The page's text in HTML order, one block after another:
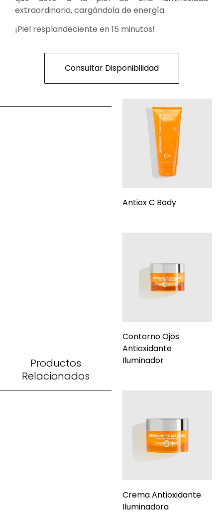
extraordinaria, cargándola de energía.
¡Piel resplandeciente en 15 minutos!
Consultar Disponibilidad
Productos
Relacionados
Antiox C Body
Contorno Ojos
Antioxidante
Iluminador
Crema Antioxidante
Iluminadora